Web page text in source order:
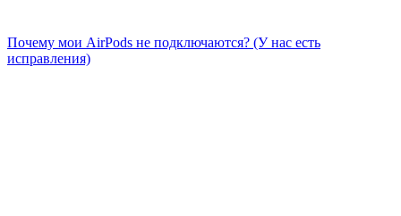
Почему мои AirPods не подключаются? (У нас есть
исправления)